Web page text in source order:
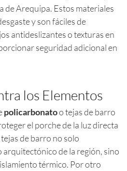
de Arequipa. Estos materiales
y son fáciles de
antideslizantes o texturas en
seguridad adicional en
los Elementos
policarbonatoo tejas de barro
el porche de la luz directa
de barro no solo
arquitectónico de la región, sino
térmico. Por otro